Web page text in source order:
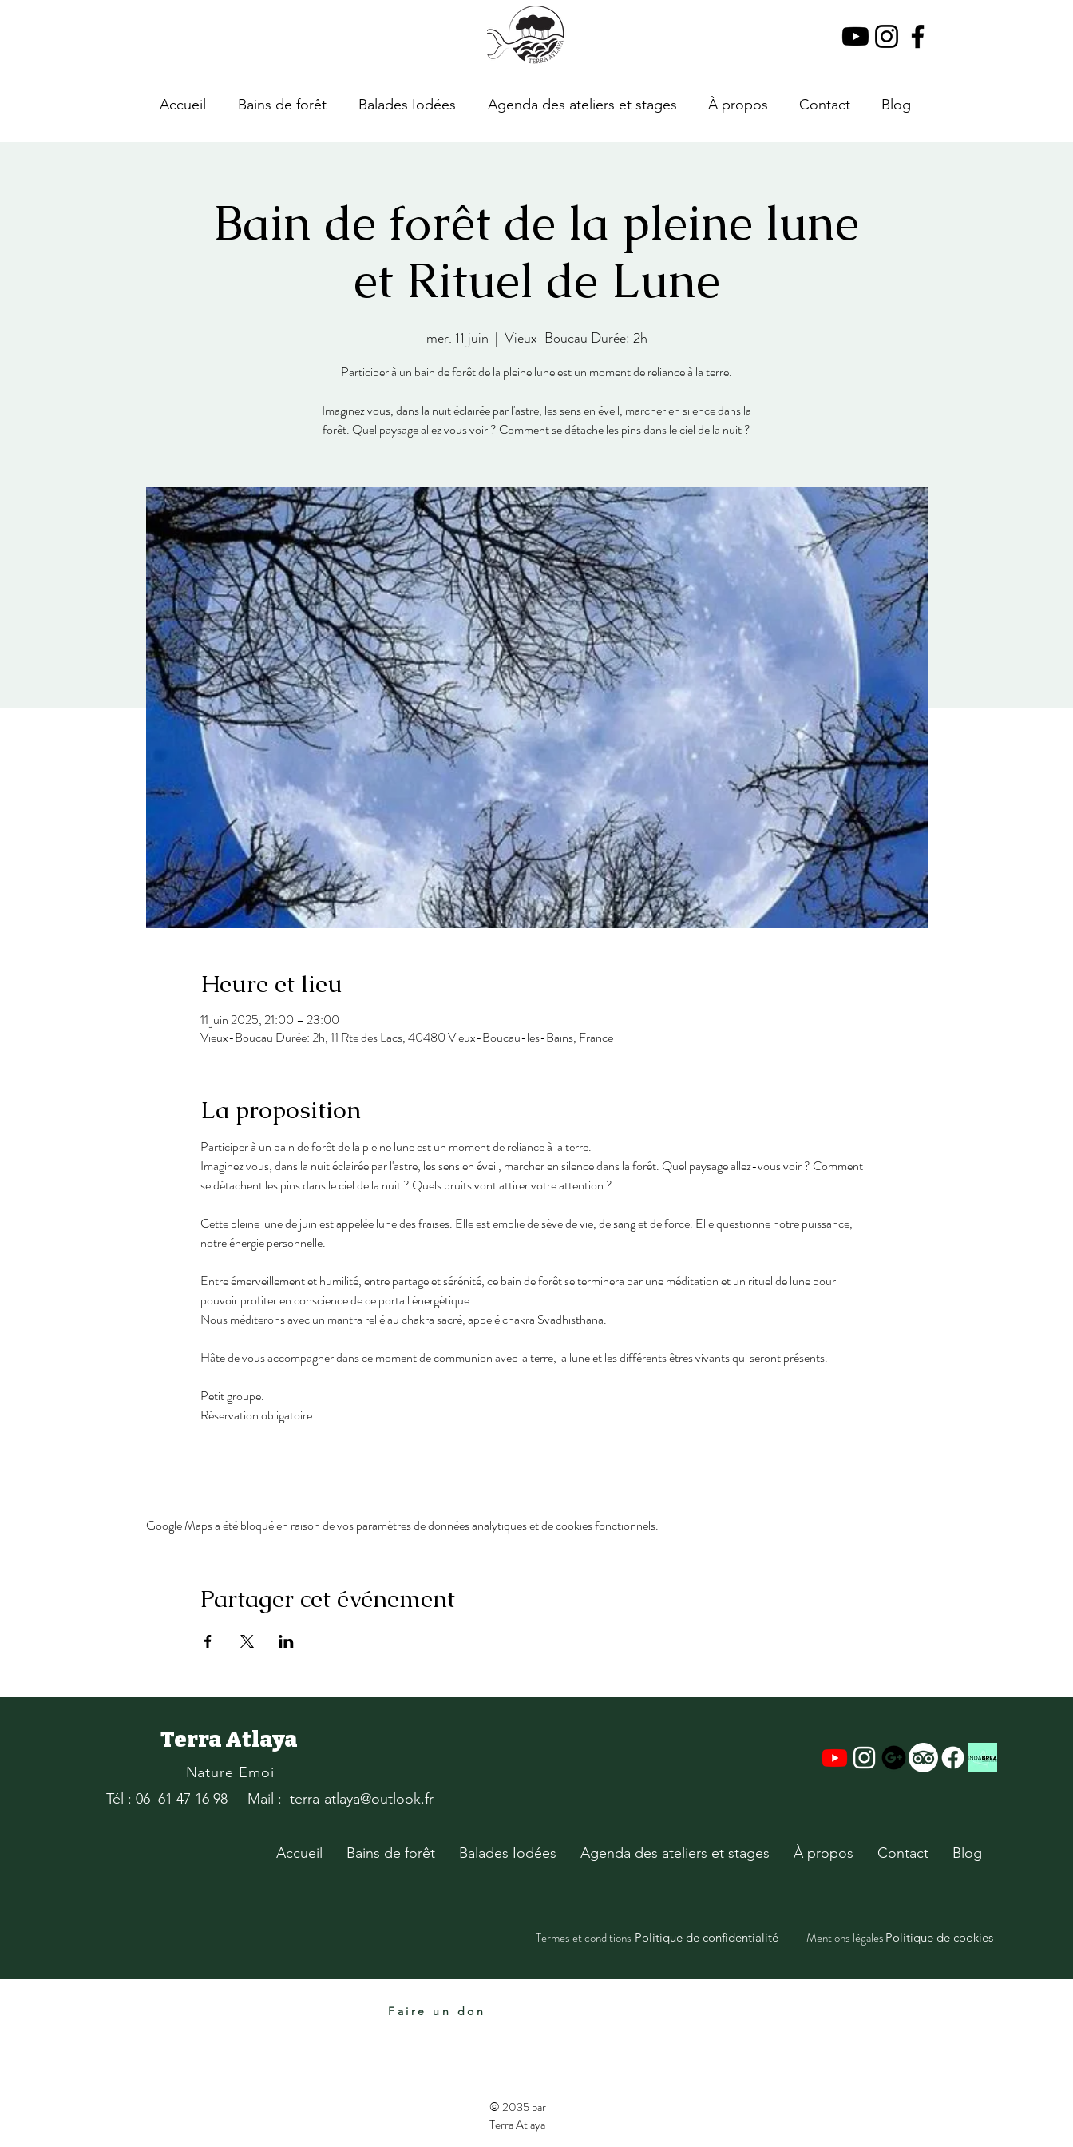
Accueil Bains de forêt Balades Iodées Agenda des ateliers et stages À propos Contact Blog
Bain de forêt de la pleine lune
et Rituel de Lune
mer. 11 juin
  |
Vieux-Boucau Durée: 2h
Participer à un bain de forêt de la pleine lune est un moment de reliance à la terre.
Imaginez vous, dans la nuit éclairée par l'astre, les sens en éveil, marcher en silence dans la
forêt. Quel paysage allez vous voir ? Comment se détache les pins dans le ciel de la nuit ?
Heure et lieu
11 juin 2025, 21:00 – 23:00
Vieux-Boucau Durée: 2h, 11 Rte des Lacs, 40480 Vieux-Boucau-les-Bains, France
La proposition
Participer à un bain de forêt de la pleine lune est un moment de reliance à la terre.
Imaginez vous, dans la nuit éclairée par l'astre, les sens en éveil, marcher en silence dans la forêt. Quel paysage allez-vous voir ? Comment
se détachent les pins dans le ciel de la nuit ? Quels bruits vont attirer votre attention ?
Cette pleine lune de juin est appelée lune des fraises. Elle est emplie de sève de vie, de sang et de force. Elle questionne notre puissance,
notre énergie personnelle.
Entre émerveillement et humilité, entre partage et sérénité, ce bain de forêt se terminera par une méditation et un rituel de lune pour
pouvoir profiter en conscience de ce portail énergétique.
Nous méditerons avec un mantra relié au chakra sacré, appelé chakra Svadhisthana.
Hâte de vous accompagner dans ce moment de communion avec la terre, la lune et les différents êtres vivants qui seront présents.
Petit groupe.
Réservation obligatoire.
Google Maps a été bloqué en raison de vos paramètres de données analytiques et de cookies fonctionnels.
Partager cet événement
Terra Atlaya
Nature Emoi
Tél : 06 61 47 16 98
Mail : terra-atlaya@outlook.fr
Accueil Bains de forêt Balades Iodées Agenda des ateliers et stages À propos Contact Blog
Termes et conditions Politique de confidentialité Mentions légales Politique de cookies
Faire un don
© 2035 par
Terra Atlaya